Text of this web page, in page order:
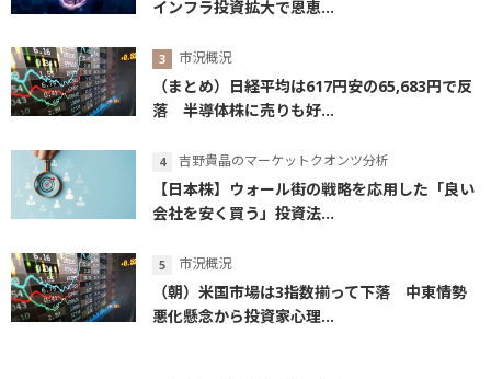
インフラ投資拡大で恩恵...
市況概況
（まとめ）日経平均は617円安の65,683円で反
落 半導体株に売りも好...
吉野貴晶のマーケットクオンツ分析
【日本株】ウォール街の戦略を応用した「良い
会社を安く買う」投資法...
市況概況
（朝）米国市場は3指数揃って下落 中東情勢
悪化懸念から投資家心理...